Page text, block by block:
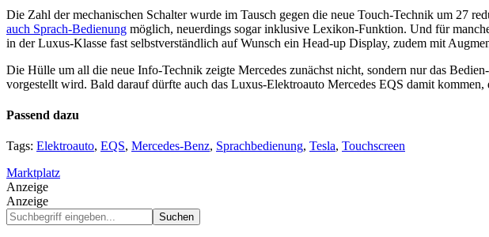
Die Zahl der mechanischen Schalter wurde im Tausch gegen die neue Touch-Technik um 27
auch Sprach-Bedienung möglich, neuerdings sogar inklusive Lexikon-Funktion. Und für
in der Luxus-Klasse fast selbstverständlich auf Wunsch ein Head-up Display, zudem mit
Die Hülle um all die neue Info-Technik zeigte Mercedes zunächst nicht, sondern nur das
vorgestellt wird. Bald darauf dürfte auch das Luxus-Elektroauto Mercedes EQS damit
Passend dazu
Tags: Elektroauto, EQS, Mercedes-Benz, Sprachbedienung, Tesla, Touchscreen
Marktplatz
Anzeige
Anzeige
Suchbegriff
eingeben...